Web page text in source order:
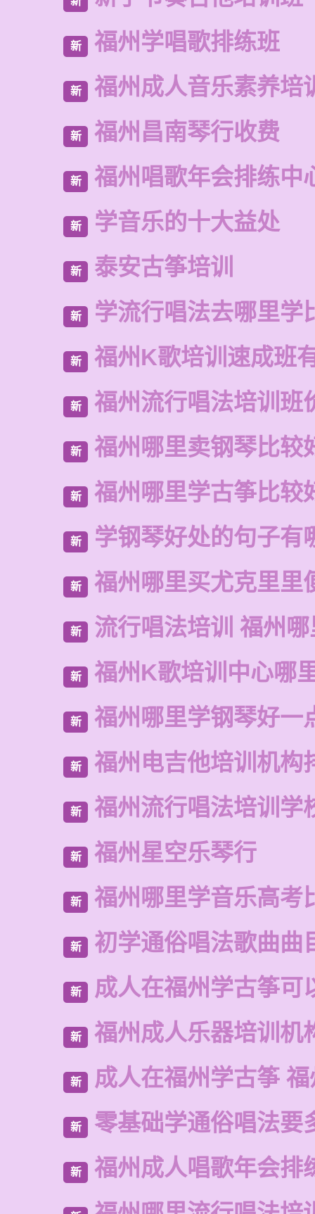
新 福州学唱歌排练班
新 福州成人音乐素养培
新 福州昌南琴行收费
新 福州唱歌年会排练中
新 学音乐的十大益处
新 泰安古筝培训
新 学流行唱法去哪里学
新 福州K歌培训速成班
新 福州流行唱法培训班
新 福州哪里卖钢琴比较
新 福州哪里学古筝比较
新 学钢琴好处的句子有
新 福州哪里买尤克里里
新 流行唱法培训 福州
新 福州K歌培训中心哪
新 福州哪里学钢琴好一
新 福州电吉他培训机构
新 福州流行唱法培训学
新 福州星空乐琴行
新 福州哪里学音乐高考
新 初学通俗唱法歌曲曲
新 成人在福州学古筝可
新 福州成人乐器培训机
新 成人在福州学古筝
新 零基础学通俗唱法要
新 福州成人唱歌年会排